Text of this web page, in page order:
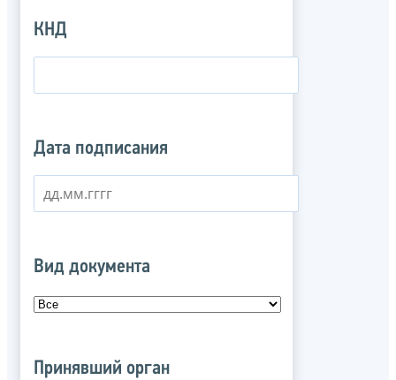
КНД
Дата подписания
Вид документа
Принявший орган